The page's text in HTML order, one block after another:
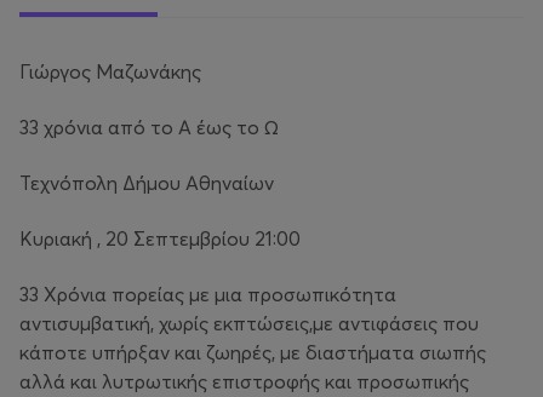
Γιώργος Μαζωνάκης
33 χρόνια από το Α έως το Ω
Τεχνόπολη Δήμου Αθηναίων
Κυριακή , 20 Σεπτεμβρίου 21:00
33 Χρόνια πορείας με μια προσωπικότητα
αντισυμβατική, χωρίς εκπτώσεις,με αντιφάσεις που
κάποτε υπήρξαν και ζωηρές, με διαστήματα σιωπής
αλλά και λυτρωτικής επιστροφής και προσωπικής